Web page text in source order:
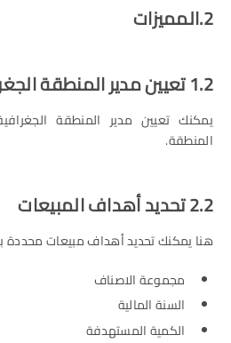
2.المميزات
1.2 تعيين مدير المنطقة الجغرافية
يمكنك تعيين مدير المنطقة
المنطقة.
2.2 تحديد أهداف المبيعات
هنا يمكنك تحديد أهداف مبيعات محددة
مجموعة الاصناف
السنة المالية
الكمية المستهدفة